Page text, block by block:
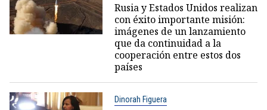
Rusia y Estados Unidos realizan
con éxito importante misión:
imágenes de un lanzamiento
que da continuidad a la
cooperación entre estos dos
países
Dinorah Figuera